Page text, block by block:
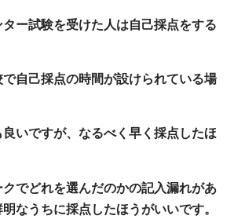
ー試験を受けた人は自己採点をする
自己採点の時間が設けられている場
いですが、なるべく早く採点したほ
でどれを選んだのかの記入漏れがあ
なうちに採点したほうがいいです。